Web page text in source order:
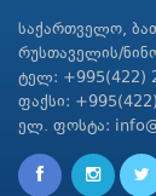
საქართველო,
რუსთაველის/
ტელ: +995(422)
ფაქსი:
ელ. ფოსტა: